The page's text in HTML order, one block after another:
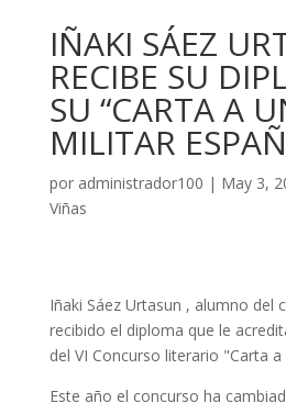
IÑAKI SÁEZ
RECIBE SU
SU “CARTA A
MILITAR
por administrador100 | May 3,
Viñas
Iñaki Sáez Urtasun , alumno del
recibido el diploma que le
del VI Concurso literario "Carta
Este año el concurso ha